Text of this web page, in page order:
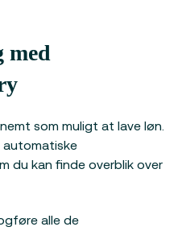
med
som muligt at lave løn.
automatiske
du kan finde overblik over
alle de